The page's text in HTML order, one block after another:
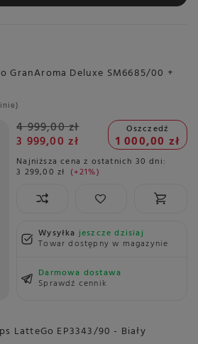
GranAroma Deluxe SM6685/00 +
4 999,00 zł
3 999,00 zł
Oszczedź
1 000,00 zł
Najniższa cena z ostatnich 30 dni:
3 299,00 zł +21%
Wysyłkajeszcze dzisiaj
Towar dostępny w magazynie
Darmowa dostawa
Sprawdź cennik
LatteGo EP3343/90 - Biały